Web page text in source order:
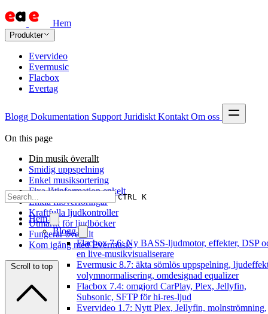
Hem
Produkter
Evervideo
Evermusic
Flacbox
Evertag
Blogg Dokumentation Support Juridiskt Kontakt Om oss
CTRL K
Hem
Blogg
Flacbox 7.6: Ny BASS-ljudmotor, effekter, DSP
en live-musikvisualiserare
Evermusic 8.7: äkta sömlös uppspelning,
volymnormalisering, omdesignad equalizer
Flacbox 7.4: omgjord CarPlay, Plex, Jellyfin,
Subsonic, SFTP för hi-res-ljud
Evervideo 1.7: Nytt Plex, Jellyfin, molnströmning,
On this page
Din musik överallt
Smidig uppspelning
Enkel musiksortering
Fixa låtinformation enkelt
Enkla filöverföringar
Kraftfulla ljudkontroller
Utmärkt för ljudböcker
Fungerar överallt
Kom igång med Evermusic
Scroll to top